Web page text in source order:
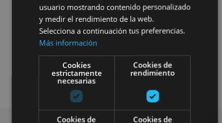
Agua
usuario mostrando contenido personalizado
y medir el rendimiento de la web.
Selecciona a continuación tus preferencias.
Más información
Cookies
estrictamente
necesarias
Cookies de
rendimiento
Cookies de
Cookies de